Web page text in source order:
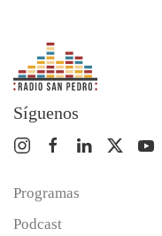
Síguenos
Programas
Podcast